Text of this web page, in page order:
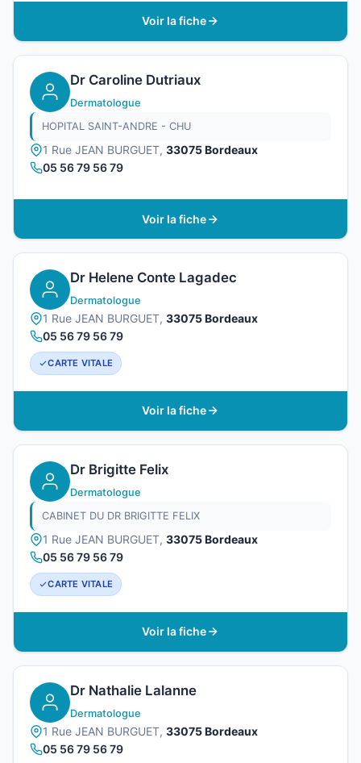
Voir la fiche
Dr Caroline Dutriaux
Dermatologue
HOPITAL SAINT-ANDRE - CHU
1 Rue JEAN BURGUET, 33075 Bordeaux
05 56 79 56 79
Voir la fiche
Dr Helene Conte Lagadec
Dermatologue
1 Rue JEAN BURGUET, 33075 Bordeaux
05 56 79 56 79
CARTE VITALE
Voir la fiche
Dr Brigitte Felix
Dermatologue
CABINET DU DR BRIGITTE FELIX
1 Rue JEAN BURGUET, 33075 Bordeaux
05 56 79 56 79
CARTE VITALE
Voir la fiche
Dr Nathalie Lalanne
Dermatologue
1 Rue JEAN BURGUET, 33075 Bordeaux
05 56 79 56 79